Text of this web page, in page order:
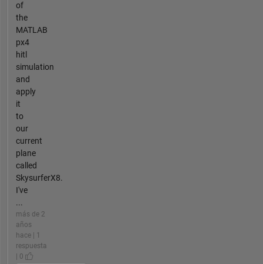
of
the
MATLAB
px4
hitl
simulation
and
apply
it
to
our
current
plane
called
SkysurferX8.
I've
...
más de 2
años
hace | 1
respuesta
| 0